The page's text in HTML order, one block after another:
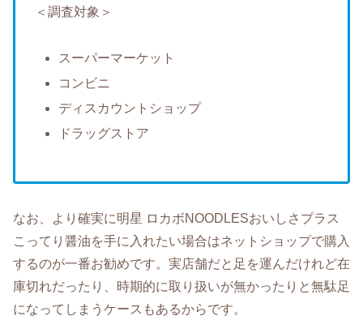
＜調査対象＞
スーパーマーケット
コンビニ
ディスカウントショップ
ドラッグストア
なお、より確実に明星 ロカボNOODLESおいしさプラス
こってり醤油を手に入れたい場合はネットショップで購入
するのが一番お勧めです。実店舗だと足を運んだけれど在
庫切れだったり、時期的に取り扱いが無かったりと無駄足
になってしまうケースもあるからです。